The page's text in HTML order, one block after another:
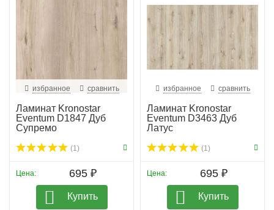
избранное сравнить
Ламинат Kronostar
Eventum D1847 Дуб
Супремо
(1)
Цена: 695 ₽
Купить
избранное сравнить
Ламинат Kronostar
Eventum D3463 Дуб
Латус
(1)
Цена: 695 ₽
Купить